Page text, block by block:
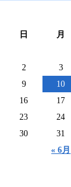
日 月
« 6月
2
3
9
10
16
17
23
24
30
31